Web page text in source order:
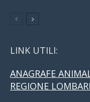
LINK UTILI:
ANAGRAFE
REGIONE